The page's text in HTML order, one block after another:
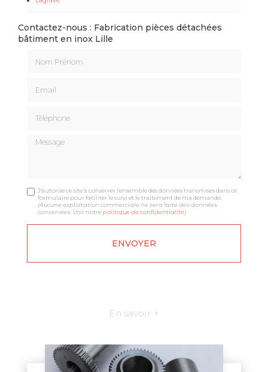
Contactez-nous : Fabrication pièces détachées
bâtiment en inox Lille
Message
J'autorise ce site à conserver l'ensemble des données transmises dans ce
formulaire pour faciliter le suivi et le traitement de ma demande.
(Aucune exploitation commerciale ne sera faite des données
conservées. Voir notrepolitique de confidentialité)
En savoir +